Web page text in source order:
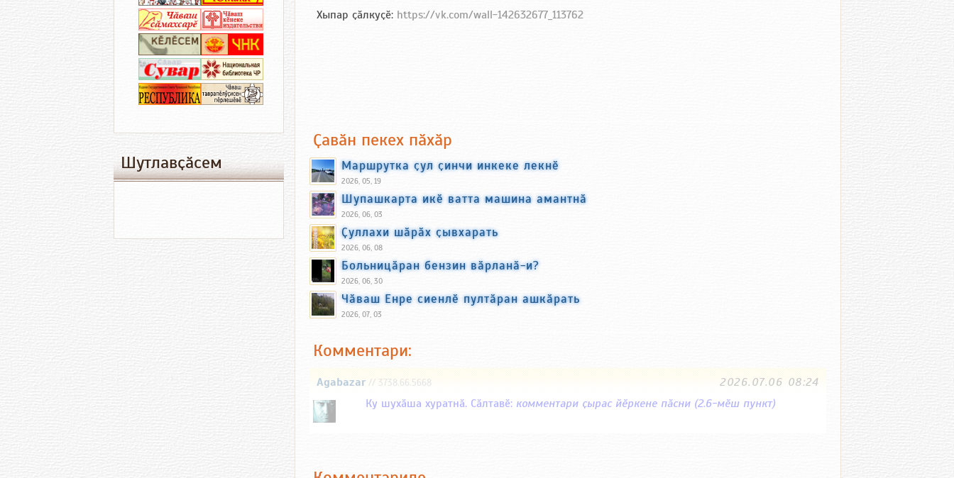
Хыпар ҫӑлкуҫӗ: https://vk.com/wall-142632677_113762
Ҫавӑн пекех пӑхӑр
Маршрутка ҫул ҫинчи инкеке лекнӗ
2026, 05, 19
Шупашкарта икӗ ватта машина амантнӑ
2026, 06, 03
Ҫуллахи шӑрӑх ҫывхарать
2026, 06, 08
Больницӑран бензин вӑрланӑ-и?
2026, 06, 30
Чӑваш Енре сиенлӗ пултӑран ашкӑрать
2026, 07, 03
Комментари:
Agabazar // 3738.66.5668
2026.07.06 08:24
Ку шухӑша хуратнӑ. Сӑлтавӗ: комментари ҫырас йӗркене пӑсни (2.6-мӗш пункт)
Шутлавҫӑсем